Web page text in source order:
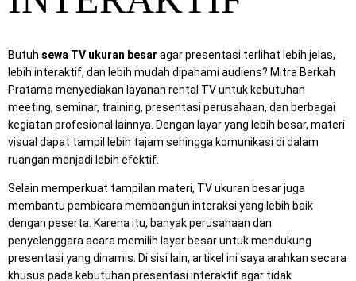
Butuh sewa TV ukuran besar agar presentasi terlihat lebih jelas,
lebih interaktif, dan lebih mudah dipahami audiens? Mitra Berkah
Pratama menyediakan layanan rental TV untuk kebutuhan
meeting, seminar, training, presentasi perusahaan, dan berbagai
kegiatan profesional lainnya. Dengan layar yang lebih besar, materi
visual dapat tampil lebih tajam sehingga komunikasi di dalam
ruangan menjadi lebih efektif.
Selain memperkuat tampilan materi, TV ukuran besar juga
membantu pembicara membangun interaksi yang lebih baik
dengan peserta. Karena itu, banyak perusahaan dan
penyelenggara acara memilih layar besar untuk mendukung
presentasi yang dinamis. Di sisi lain, artikel ini saya arahkan secara
khusus pada kebutuhan presentasi interaktif agar tidak